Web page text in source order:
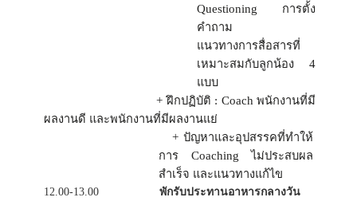
Questioning
การตั้ง
คำถาม
แนวทางการสื่อสารที่
เหมาะสมกับลูกน้อง 4
แบบ
+ ฝึกปฏิบัติ : Coachพนักงานที่มี
ผลงานดี และพนักงานที่มีผลงานแย่
+ ปัญหาและอุปสรรคที่ทำให้
การ Coachingไม่ประสบผล
สำเร็จ และแนวทางแก้ไข
12.00-13.00 พักรับประทานอาหารกลางวัน